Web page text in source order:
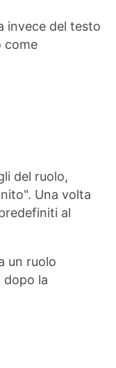
invece del testo
come
del ruolo,
Una volta
al
un ruolo
dopo la